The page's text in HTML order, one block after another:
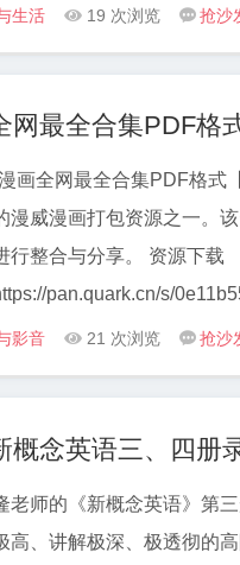
生活  19 次浏览  抢沙
网最全合集PDF格
画全网最全合集PDF格式
漫威漫画打包资源之一。
资源下载 【漫画资源】漫威漫画全网最全合集PDF格式 夸
pan.quark.cn/s/
影音  21 次浏览  抢沙
概念英语三、四册
老师的《新概念英语》第
高、讲解极深、极透彻的